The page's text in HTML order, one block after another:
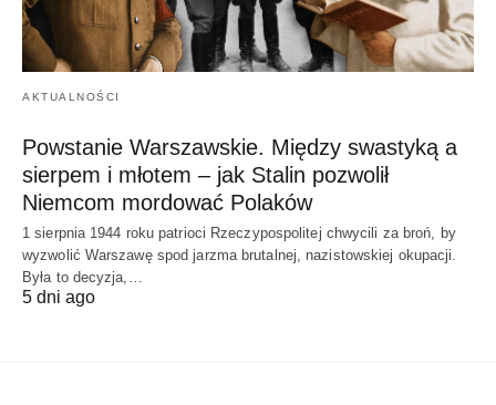
AKTUALNOŚCI
Powstanie Warszawskie. Między swastyką a
sierpem i młotem – jak Stalin pozwolił
Niemcom mordować Polaków
1 sierpnia 1944 roku patrioci Rzeczypospolitej chwycili za broń, by
wyzwolić Warszawę spod jarzma brutalnej, nazistowskiej okupacji.
Była to decyzja,…
5 dni ago